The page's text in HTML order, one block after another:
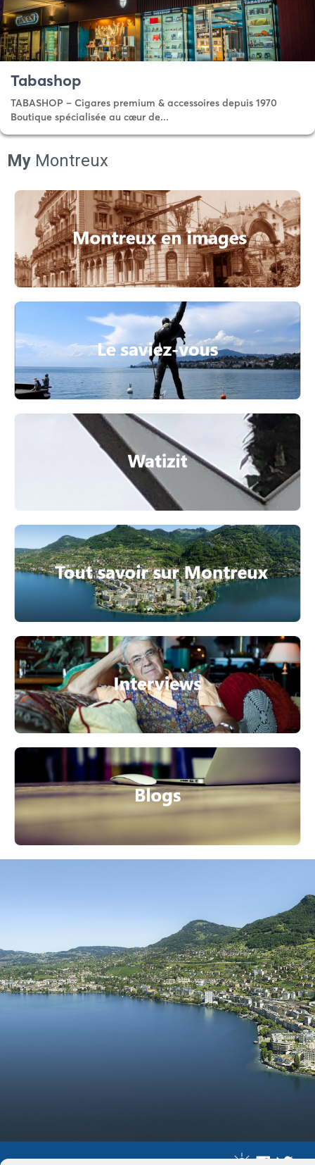
Tabashop
TABASHOP – Cigares premium & accessoires depuis 1970
Boutique spécialisée au cœur de...
My Montreux